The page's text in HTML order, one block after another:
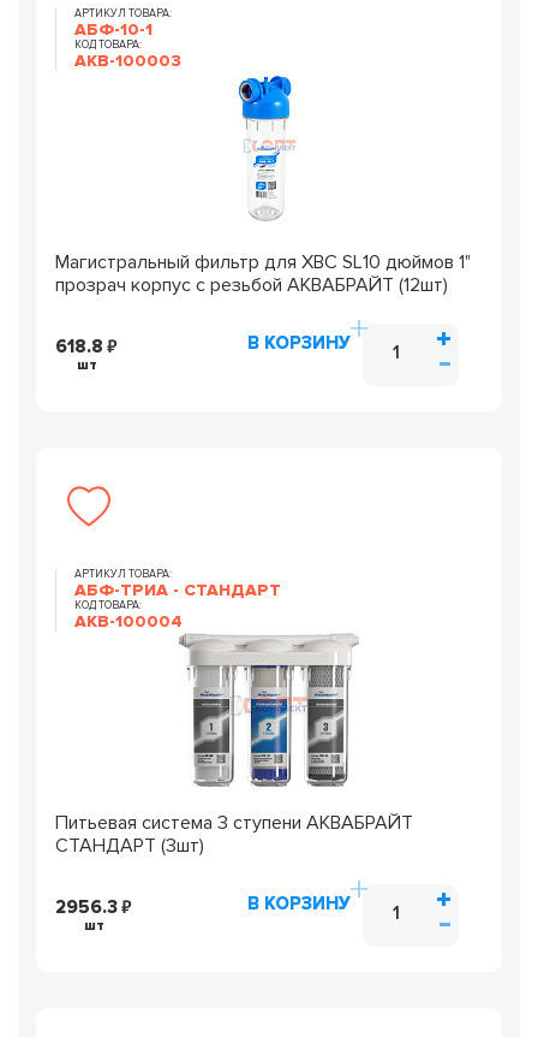
АРТИКУЛ ТОВАРА:
АБФ-10-1
КОД ТОВАРА:
AKB-100003
Магистральный фильтр для ХВС SL10 дюймов 1"
прозрач корпус с резьбой АКВАБРАЙТ (12шт)
618.8
шт
В КОРЗИНУ
АРТИКУЛ ТОВАРА:
АБФ-ТРИА - СТАНДАРТ
КОД ТОВАРА:
AKB-100004
Питьевая система 3 ступени АКВАБРАЙТ
СТАНДАРТ (3шт)
2956.3
шт
В КОРЗИНУ